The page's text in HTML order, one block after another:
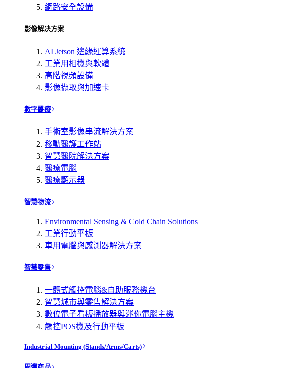
網路安全設備
影像解决方案
AI Jetson 邊緣運算系統
工業用相機與軟體
高階視頻設備
影像擷取與加速卡
數字醫療
手術室影像串流解決方案
移動醫護工作站
智慧醫院解決方案
醫療電腦
醫療顯示器
智慧物流
Environmental Sensing & Cold Chain Solutions
工業行動平板
車用電腦與感測器解決方案
智慧零售
一體式觸控電腦&自助服務機台
智慧城市與零售解決方案
數位電子看板播放器與迷你電腦主機
觸控POS機及行動平板
Industrial Mounting (Stands/Arms/Carts)